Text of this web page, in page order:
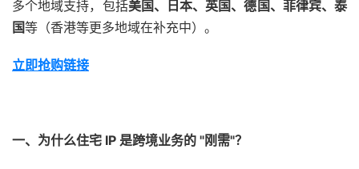
多个地域支持，包括美国、日本、英国、德国、菲律宾、泰
国等（香港等更多地域在补充中）。
立即抢购链接
一、为什么住宅 IP 是跨境业务的 "刚需"？